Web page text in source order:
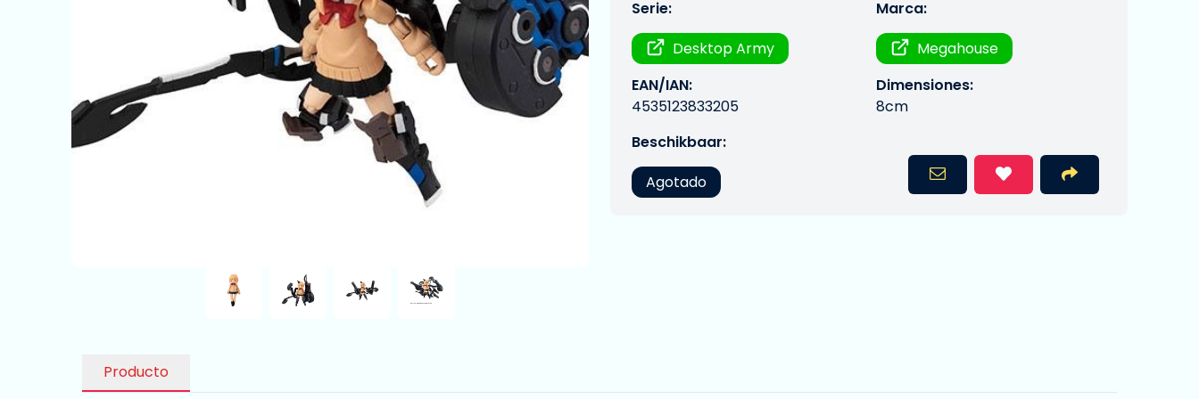
Serie:
Desktop Army
Marca:
Megahouse
EAN/IAN:
4535123833205
Dimensiones:
8cm
Beschikbaar:
Agotado
Producto